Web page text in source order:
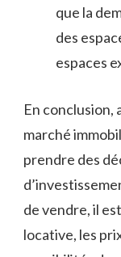
que la
des
espaces
En conclusion,
marché‌
prendre des​
de vendre, il
locative, les